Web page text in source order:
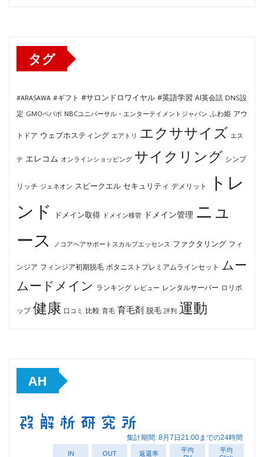
タグ
#ARASAWA #ギフト #サロンドロワイヤル #英語学習 AI英会話 DNS設
定 GMOペパボ NBCユニバーサル・エンターテイメントジャパン ふわ姫 アウ
トドア ウェブホスティング エアトリ エクササイズ エス
テ エレコム オンラインショッピング サイクリング シンプ
リッチ ジェネオン スピークエル セキュリティ デメリット
トレ
ンド
ドメイン取得 ドメイン移管 ドメイン管理 ニュ
ース
ノコアヘアサポートスカルプエッセンス ファクタリング フィ
ンジア フィンジア初期脱毛 ボタニストプレミアムラインセット ムー
ムードメイン ランキング レビュー レンタルサーバー ロリポ
ップ 健康 口コミ 比較 育毛 育毛剤 脱毛 評判 運動
AH